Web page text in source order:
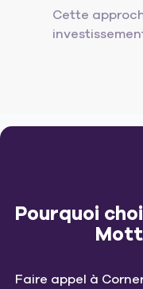
Cette
Pourquoi
Faire appel à